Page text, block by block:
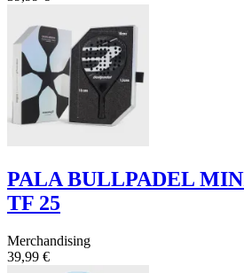
PALA BULLPADEL
TF 25
Merchandising
39,99 €